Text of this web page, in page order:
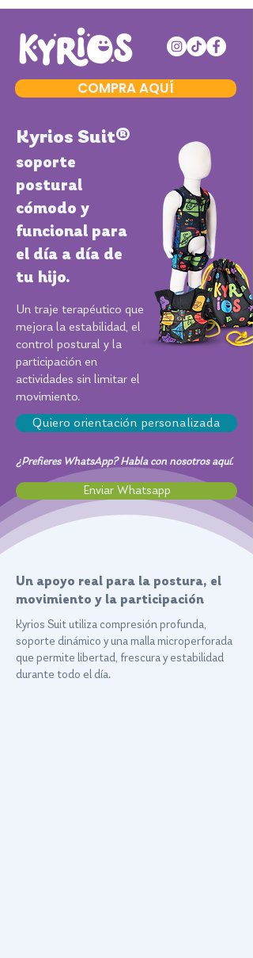
COMPRA AQUÍ
Kyrios Suit®
soporte
postural
cómodo y
funcional para
el día a día de
tu hijo.
Un traje terapéutico que
mejora la estabilidad, el
control postural y la
participación en
actividades sin limitar el
movimiento.
Quiero orientación personalizada
¿Prefieres WhatsApp? Habla con nosotros aquí.
Enviar Whatsapp
Un apoyo real para la postura, el
movimiento y la participación
Kyrios Suit utiliza compresión profunda,
soporte dinámico y una malla microperforada
que permite libertad, frescura y estabilidad
durante todo el día.